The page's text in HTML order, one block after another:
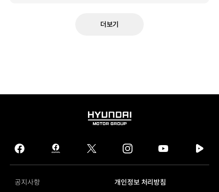
더보기
HYUNDAI
GROUP
facebook
hmg
journal
twitter instagram
tv
공지사항
개인정보 처리방침